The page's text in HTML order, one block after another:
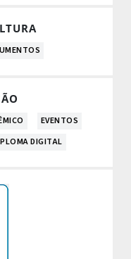
EVENTOS
DIGITAL